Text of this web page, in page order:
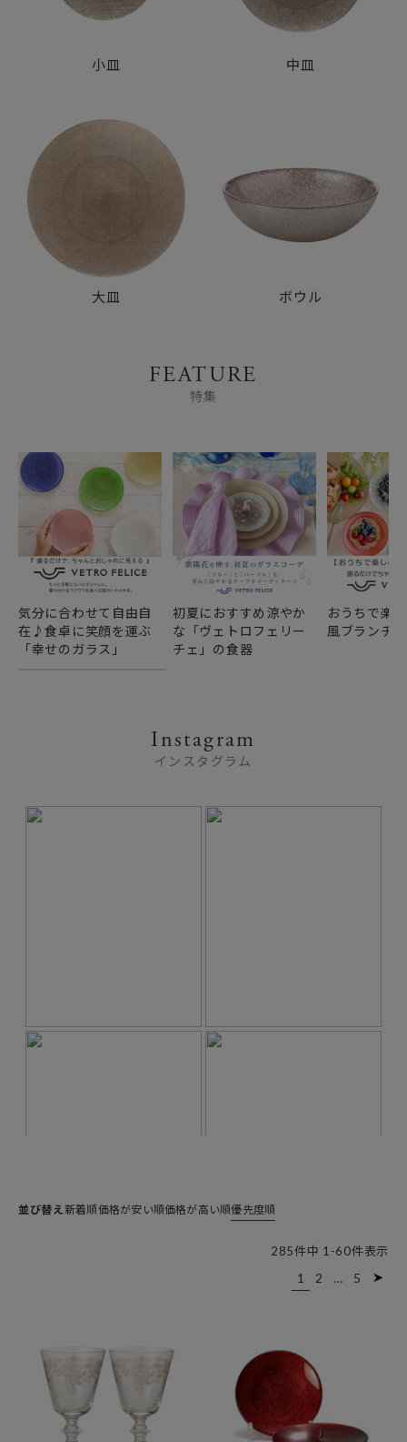
小皿 中皿
大皿 ボウル
FEATURE
特集
気分に合わせて自由自
在♪食卓に笑顔を運ぶ
「幸せのガラス」
初夏におすすめ涼やか
な「ヴェトロフェリー
チェ」の食器
おうちで楽
風ブランチ
Instagram
インスタグラム
並び替え 新着順価格が安い順価格が高い順優先度順
285件中 1 -60件表示
1 2 … 5